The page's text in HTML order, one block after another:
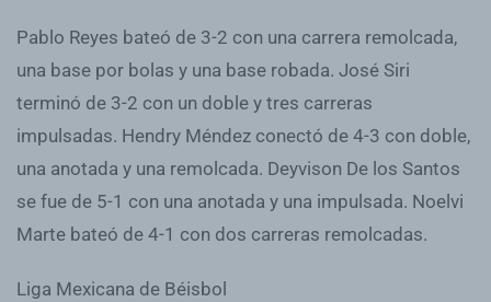
Pablo Reyes bateó de 3-2 con una carrera remolcada,
una base por bolas y una base robada. José Siri
terminó de 3-2 con un doble y tres carreras
impulsadas. Hendry Méndez conectó de 4-3 con doble,
una anotada y una remolcada. Deyvison De los Santos
se fue de 5-1 con una anotada y una impulsada. Noelvi
Marte bateó de 4-1 con dos carreras remolcadas.
Liga Mexicana de Béisbol